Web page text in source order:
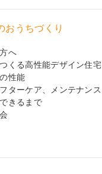
おうちづくり
へ
くる高性能デザイン住宅
性能
ターケア、メンテナンス
きるまで